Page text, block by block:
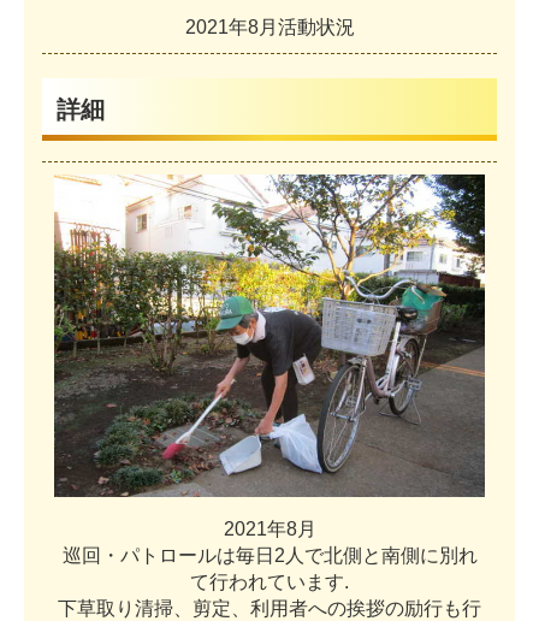
2021年8月活動状況
詳細
2021年8月
巡回 ・ パト ロ ールは毎日 2 人 で北側 と南側 に 別 れ
て行われてい ま す.
下草取 り 清掃 剪定 利 用者への挨拶の励行も行